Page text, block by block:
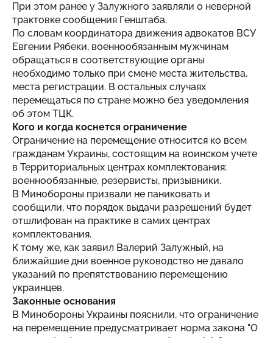
При этом ранее у Залужного заявляли о неверной
трактовке сообщения Генштаба.
По словам координатора движения адвокатов ВСУ
Евгении Рябеки, военнообязанным мужчинам
обращаться в соответствующие органы
необходимо только при смене места жительства,
места регистрации. В остальных случаях
перемещаться по стране можно без уведомления
об этом ТЦК.
Кого и когда коснется ограничение
Ограничение на перемещение относится ко всем
гражданам Украины, состоящим на воинском учете
в Территориальных центрах комплектования:
военнообязанные, резервисты, призывники.
В Минобороны призвали не паниковать и
сообщили, что порядок выдачи разрешений будет
отшлифован на практике в самих центрах
комплектования.
К тому же, как заявил Валерий Залужный, на
ближайшие дни военное руководство не давало
указаний по препятствованию перемещению
украинцев.
Законные основания
В Минобороны Украины пояснили, что ограничение
на перемещение предусматривает норма закона "О